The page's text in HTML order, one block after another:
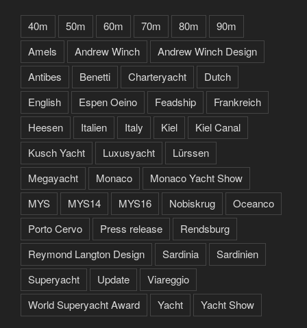
40m 50m 60m 70m 80m
90m
Amels
Andrew Winch
Andrew Winch Design
Antibes
Benetti Charteryacht
Dutch
English
Espen Oeino Feadship
Frankreich
Heesen
Italien Italy Kiel
Kiel Canal
Kusch Yacht
Luxusyacht
Lürssen
Megayacht
Monaco
Monaco Yacht Show
MYS
MYS14 MYS16 Nobiskrug
Oceanco
Porto Cervo
Press release
Rendsburg
Reymond Langton Design
Sardinia
Sardinien
Superyacht
Update
Viareggio
World Superyacht Award
Yacht Yacht Show